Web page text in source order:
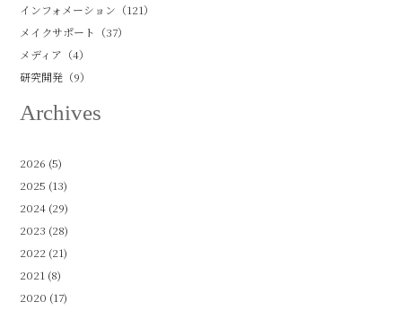
インフォメーション（121）
メイクサポート（37）
メディア（4）
研究開発（9）
Archives
2026 (5)
2025 (13)
2024 (29)
2023 (28)
2022 (21)
2021 (8)
2020 (17)